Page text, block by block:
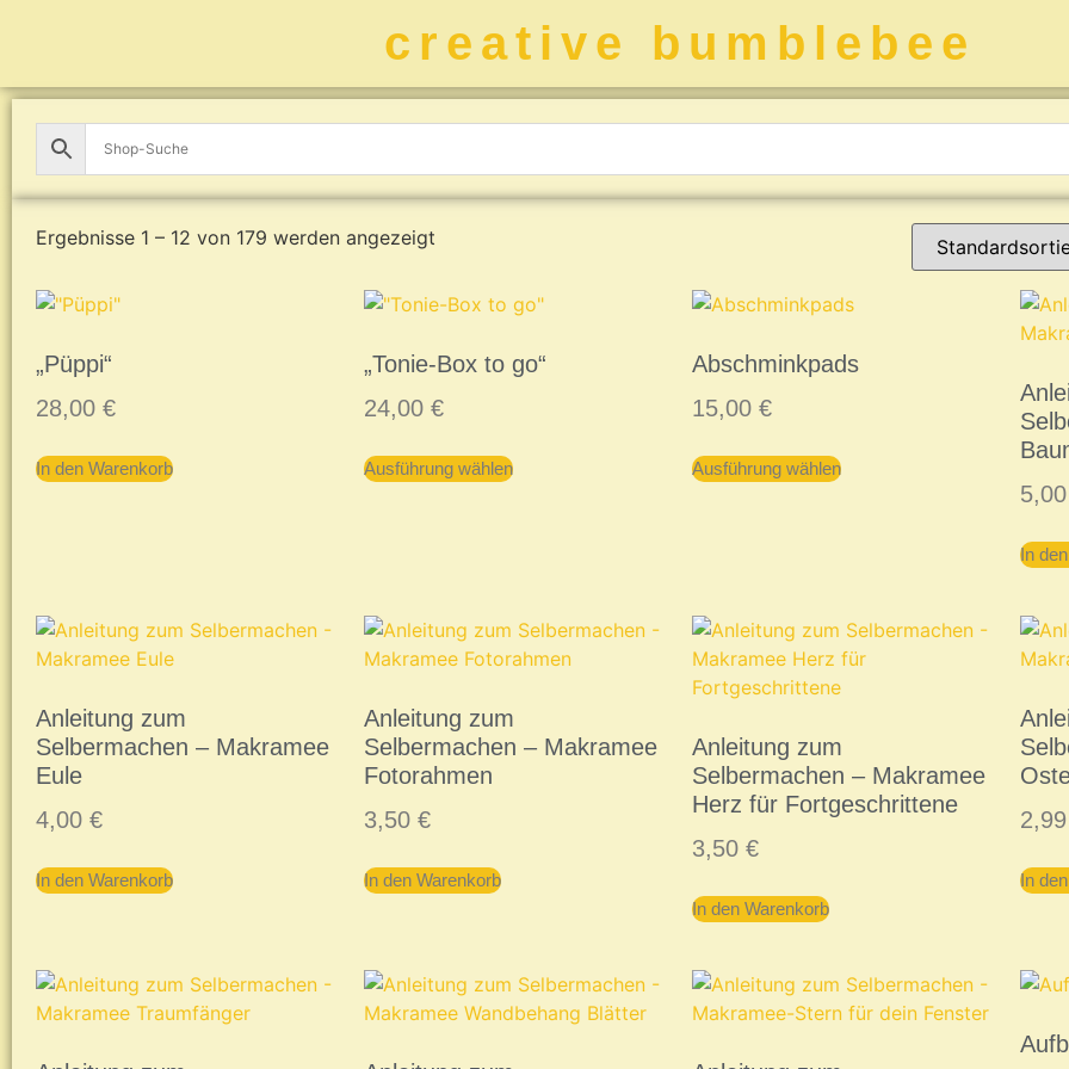
creative bumblebee
Ergebnisse 1 – 12 von 179 werden angezeigt
„Püppi“
28,00 €
In den Warenkorb
„Tonie-Box to go“
24,00 €
Ausführung wählen
Abschminkpads
15,00 €
Ausführung wählen
5,00
In
Anleitung zum
Selbermachen – Makramee
Eule
4,00 €
In den Warenkorb
Anleitung zum
Selbermachen – Makramee
Fotorahmen
3,50 €
In den Warenkorb
Anleitung zum
Selbermachen – Makramee
Herz für Fortgeschrittene
3,50 €
In den Warenkorb
2,99
In